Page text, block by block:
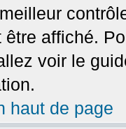
être affiché.
voir le
haut de page